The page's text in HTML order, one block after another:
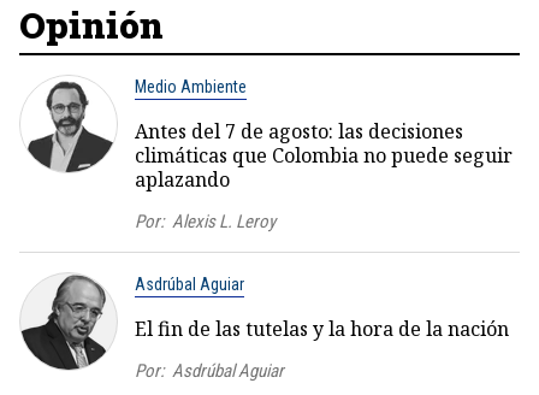
Opinión
Medio Ambiente
Antes del 7 de agosto: las decisiones
climáticas que Colombia no puede seguir
aplazando
Por: Alexis L. Leroy
Asdrúbal Aguiar
El fin de las tutelas y la hora de la nación
Por: Asdrúbal Aguiar